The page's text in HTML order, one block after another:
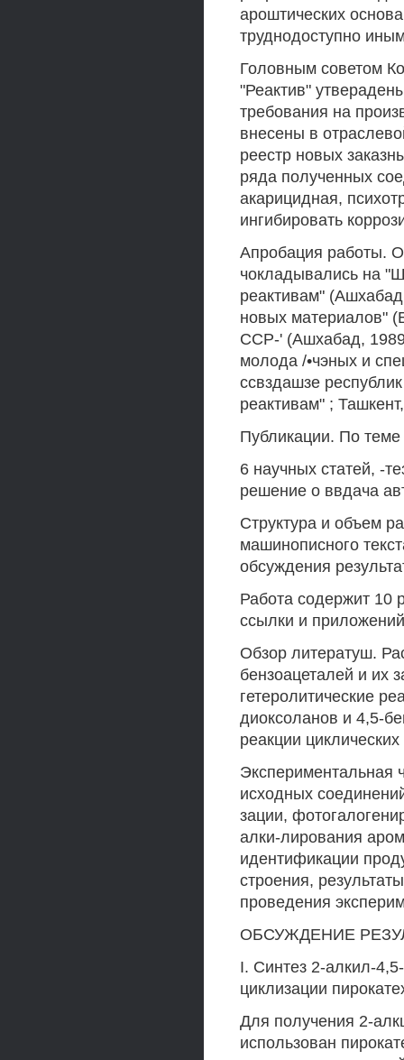
ароштических
труднодоступно
Головным советом
"Реактив"
требования на
внесены в
реестр новых
ряда полученных
акарицидная,
ингибировать
Апробация работы.
чокладывались на
реактивам"
новых материалов"
ССР-' (Ашхабад,
молода /•чэных и
ссвздашзе
реактивам" ;
Публикации. По
6 научных статей, -
решение о ввдача
Структура и объем
машинописного
обсуждения
Работа содержит 10
ссылки и
Обзор литератуш.
бензоацеталей и их
гетеролитические
диоксоланов и 4,5-
реакции
Экспериментальная
исходных
зации,
алки-лирования
идентификации
строения,
проведения
ОБСУЖДЕНИЕ
I. Синтез 2-алкил-
циклизации
Для получения 2-
использован